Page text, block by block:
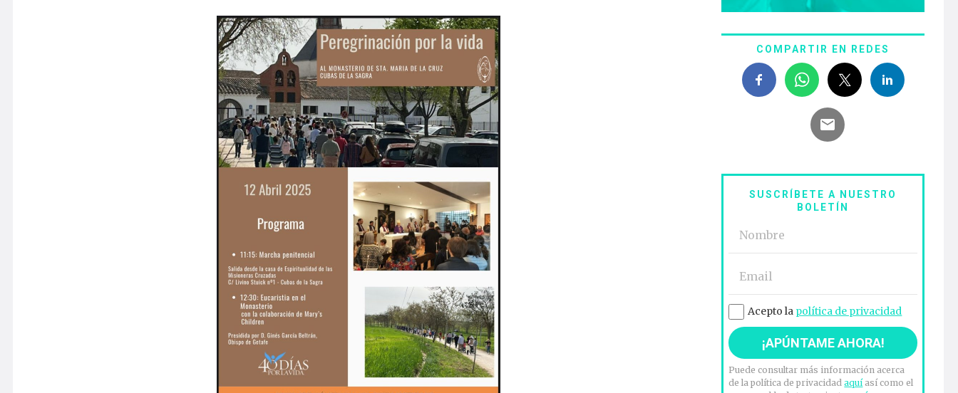
COMPARTIR EN REDES
SUSCRÍBETE A NUESTRO
BOLETÍN
Acepto la política de privacidad
Puede consultar más información acerca
de la política de privacidadaquíasí como el